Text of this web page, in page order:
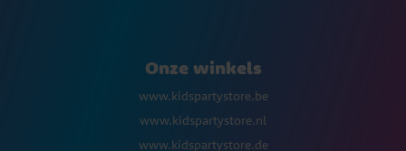
Onze winkels
www.kidspartystore.be
www.kidspartystore.nl
www.kidspartystore.de